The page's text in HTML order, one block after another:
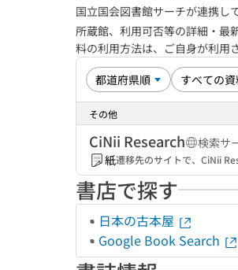
国立国会図書館サーチが連携し
所蔵館、利用可否等の詳細・最
料の利用方法は、ご自身が利用
その他
CiNii Research
検索サ
紙遷移先のサイトで、CiNii
書店で探す
日本の古本屋
Google Book Search